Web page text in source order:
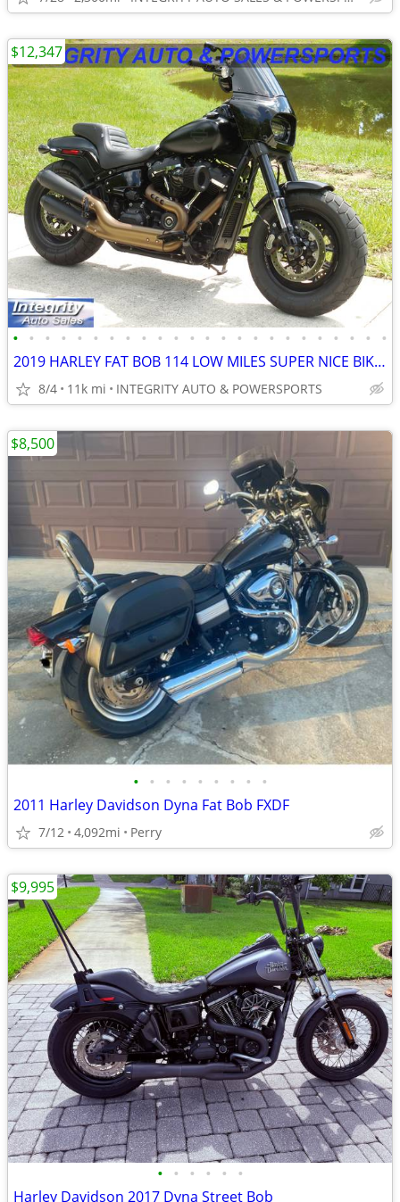
• • • • • • • • • • • • • • • • • • • • • • • •
2019 HARLEY FAT BOB 114 LOW MILES SUPER NICE BIKE NO BS FEES HERE!!!!!
8/4 11k mi INTEGRITY AUTO & POWERSPORTS
$12,347
• • • • • • • • •
2011 Harley Davidson Dyna Fat Bob FXDF
7/12 4,092mi Perry
$8,500
• • • • • •
Harley Davidson 2017 Dyna Street Bob
$9,995